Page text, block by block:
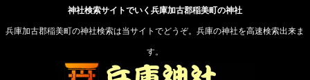
神社検索サイトでいく兵庫加古郡稲美町の神社
兵庫加古郡稲美町の神社検索は当サイトでどうぞ。兵庫の神社を高速検索出来ま
す。